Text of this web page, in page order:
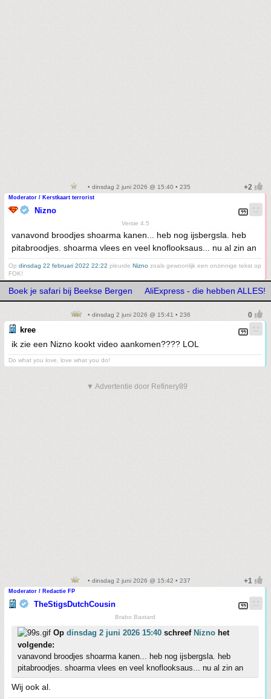
• dinsdag 2 juni 2026 @ 15:40 • 235
Moderator / Kerstkaart terrorist
Nizno
Versie 4.5
vanavond broodjes shoarma kanen... heb nog ijsbergsla. heb
pitabroodjes. shoarma vlees en veel knoflooksaus... nu al zin an
Op dinsdag 22 februari 2022 22:22 pleurde Nizno zoals gewoonlijk een onzinnige tekst op
FOK!
Boek je safari bij Beekse Bergen AliExpress - die hebben ALLES!
• dinsdag 2 juni 2026 @ 15:41 • 236
kree
ik zie een Nizno kookt video aankomen???? LOL
Do what you love, love what you do!
▼ Advertentie door Refinery89
• dinsdag 2 juni 2026 @ 15:42 • 237
Moderator / Redactie FP
TheStigsDutchCousin
Brabo Bastard
Op dinsdag 2 juni 2026 15:40 schreef Nizno het
volgende:
vanavond broodjes shoarma kanen... heb nog ijsbergsla. heb
pitabroodjes. shoarma vlees en veel knoflooksaus... nu al zin an
Wij ook al.